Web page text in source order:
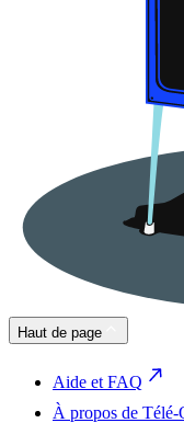
Haut de page
Aide et FAQ
À propos de Télé-